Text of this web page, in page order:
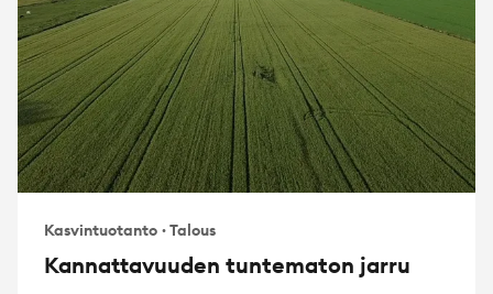
Kasvintuotanto ·Talous
Kannattavuuden tuntematon jarru